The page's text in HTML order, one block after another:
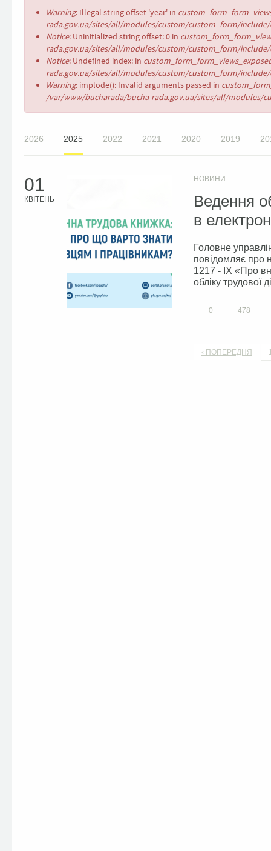
Повідомлення
про
помилку
Warning: Illegal string offset 'year' in
rada.gov.ua/sites/all/modules/custom/custom_form/
Notice: Uninitialized string offset: 0 in
rada.gov.ua/sites/all/modules/custom/custom_form/
Notice: Undefined index: in
rada.gov.ua/sites/all/modules/custom/custom_form/
Warning: implode(): Invalid arguments passed in
/var/www/bucharada/bucha-rada.gov.ua/sites/all/modules/
2026 2025 2022 2021 2020 2019
01
КВІТЕНЬ
НОВИНИ
Ведення
в
Головне
повідомляє про
1217 - ІХ «Про
обліку трудової
0 478
‹ ПОПЕРЕДНЯ